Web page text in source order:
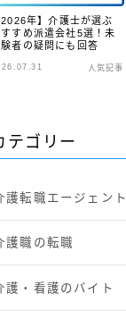
2026年】介護士が選ぶ
すすめ派遣会社5選！未
者の疑問にも回答
人気記事
テゴリー
護転職エージェント
護職の転職
護・看護のバイト